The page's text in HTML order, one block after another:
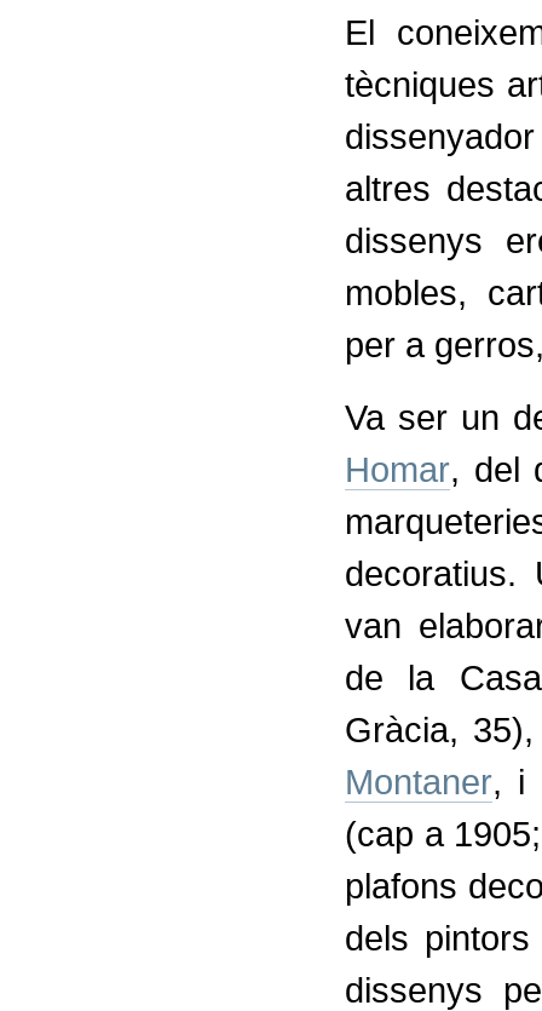
El
tècniques
altres
dissenys
mobles,
per a
Va ser un
Homar, del
decoratius.
van
de la
Gràcia,
Montaner, i
(cap a
plafons
dels
dissenys